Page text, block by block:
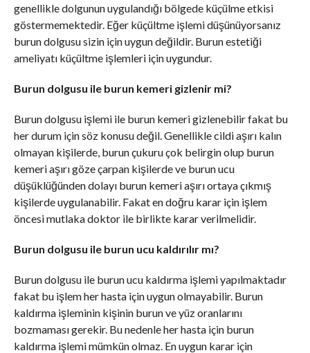
genellikle dolgunun uygulandığı bölgede küçülme etkisi
göstermemektedir. Eğer küçültme işlemi düşünüyorsanız
burun dolgusu sizin için uygun değildir. Burun estetiği
ameliyatı küçültme işlemleri için uygundur.
Burun dolgusu ile burun kemeri gizlenir mi?
Burun dolgusu işlemi ile burun kemeri gizlenebilir fakat bu
her durum için söz konusu değil. Genellikle cildi aşırı kalın
olmayan kişilerde, burun çukuru çok belirgin olup burun
kemeri aşırı göze çarpan kişilerde ve burun ucu
düşüklüğünden dolayı burun kemeri aşırı ortaya çıkmış
kişilerde uygulanabilir. Fakat en doğru karar için işlem
öncesi mutlaka doktor ile birlikte karar verilmelidir.
Burun dolgusu ile burun ucu kaldırılır mı?
Burun dolgusu ile burun ucu kaldırma işlemi yapılmaktadır
fakat bu işlem her hasta için uygun olmayabilir. Burun
kaldırma işleminin kişinin burun ve yüz oranlarını
bozmaması gerekir. Bu nedenle her hasta için burun
kaldırma işlemi mümkün olmaz. En uygun karar için